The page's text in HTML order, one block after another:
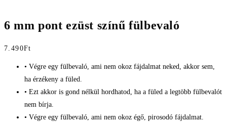
6 mm pont ezüst színű fülbevaló
7.490Ft
• Végre egy fülbevaló, ami nem okoz fájdalmat neked, akkor sem,
ha érzékeny a füled.
• Ezt akkor is gond nélkül hordhatod, ha a füled a legtöbb fülbevalót
nem bírja.
• Végre egy fülbevaló, ami nem okoz égő, pirosodó fájdalmat.